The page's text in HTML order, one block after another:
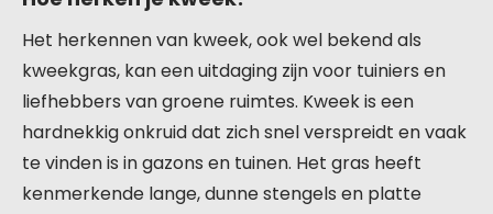
Het herkennen van kweek, ook wel bekend als
kweekgras, kan een uitdaging zijn voor tuiniers en
liefhebbers van groene ruimtes. Kweek is een
hardnekkig onkruid dat zich snel verspreidt en vaak
te vinden is in gazons en tuinen. Het gras heeft
kenmerkende lange, dunne stengels en platte